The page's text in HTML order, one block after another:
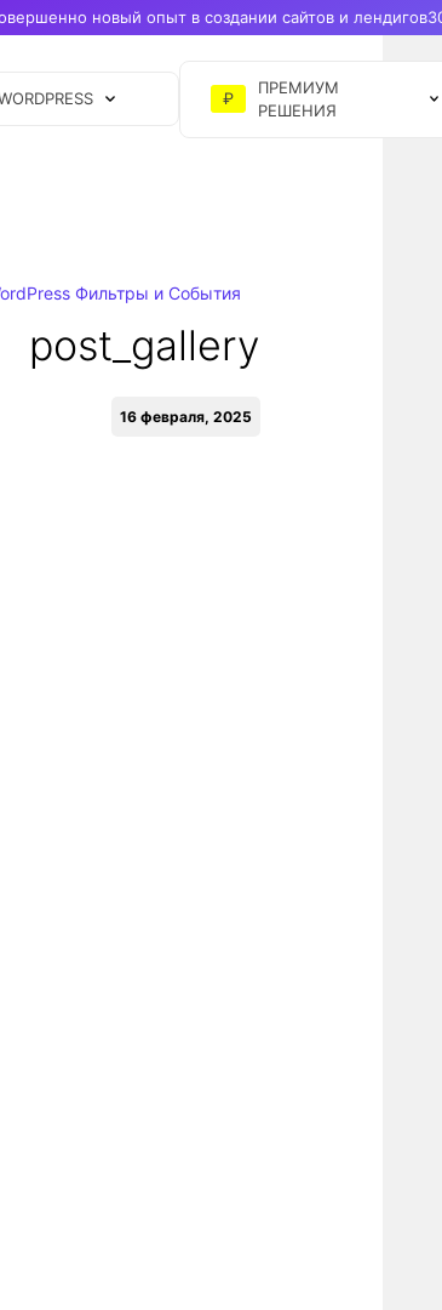
новый опыт в создании сайтов и лендигов
₽
ПРЕМИУМ
РЕШЕНИЯ
Фильтры и События
post_gallery
16 февраля, 2025